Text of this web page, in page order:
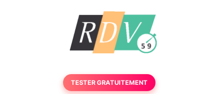
TESTER GRATUITEMENT